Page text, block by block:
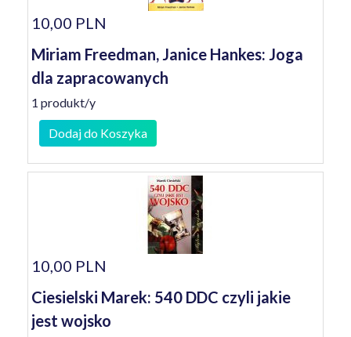
10,00 PLN
Miriam Freedman, Janice Hankes: Joga
dla zapracowanych
1 produkt/y
Dodaj do Koszyka
10,00 PLN
Ciesielski Marek: 540 DDC czyli jakie
jest wojsko